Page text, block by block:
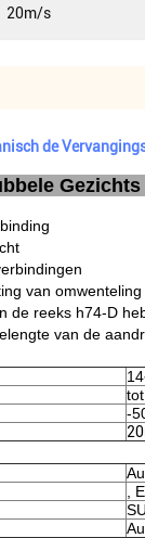
20m/s
de
van omwenteling
de reeks h74-D
van de
-
,